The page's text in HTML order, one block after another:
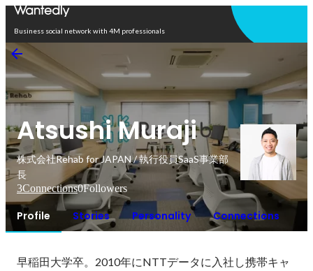
Business social network with 4M professionals
Atsushi Muraji
株式会社Rehab for JAPAN / 執行役員SaaS事業部
長
3Connections0Followers
Profile Stories Personality Connections
早稲田大学卒。2010年にNTTデータに入社し携帯キャ